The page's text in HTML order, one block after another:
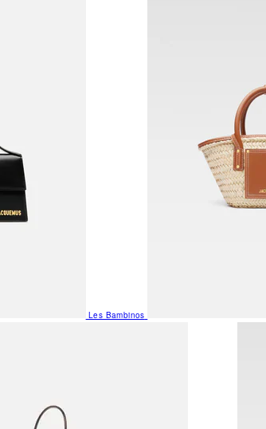
Les Bambinos